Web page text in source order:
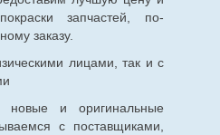
запчастей, по-
заказу.
лицами, так и с
и оригинальные
с поставщиками,